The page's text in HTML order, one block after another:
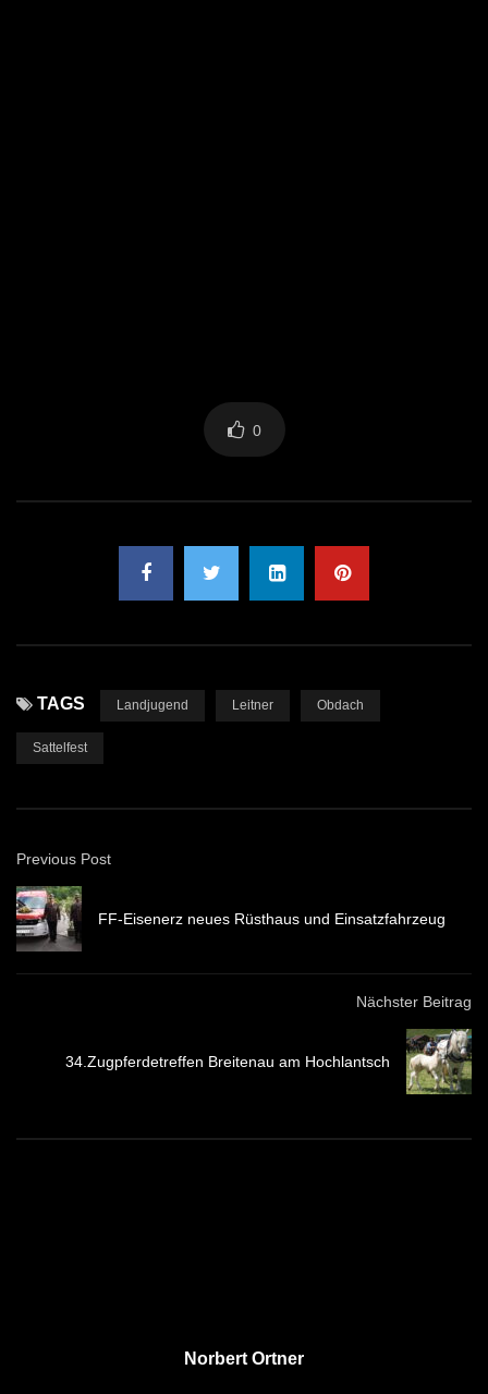
0
TAGS Landjugend Leitner Obdach
Sattelfest
Previous Post
FF-Eisenerz neues Rüsthaus und Einsatzfahrzeug
Nächster Beitrag
34.Zugpferdetreffen Breitenau am Hochlantsch
Norbert Ortner